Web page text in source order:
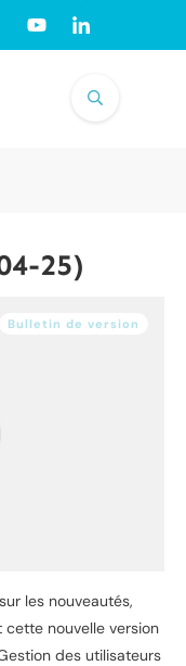
25)
Bulletin de version
les nouveautés,
nouvelle version
des utilisateurs